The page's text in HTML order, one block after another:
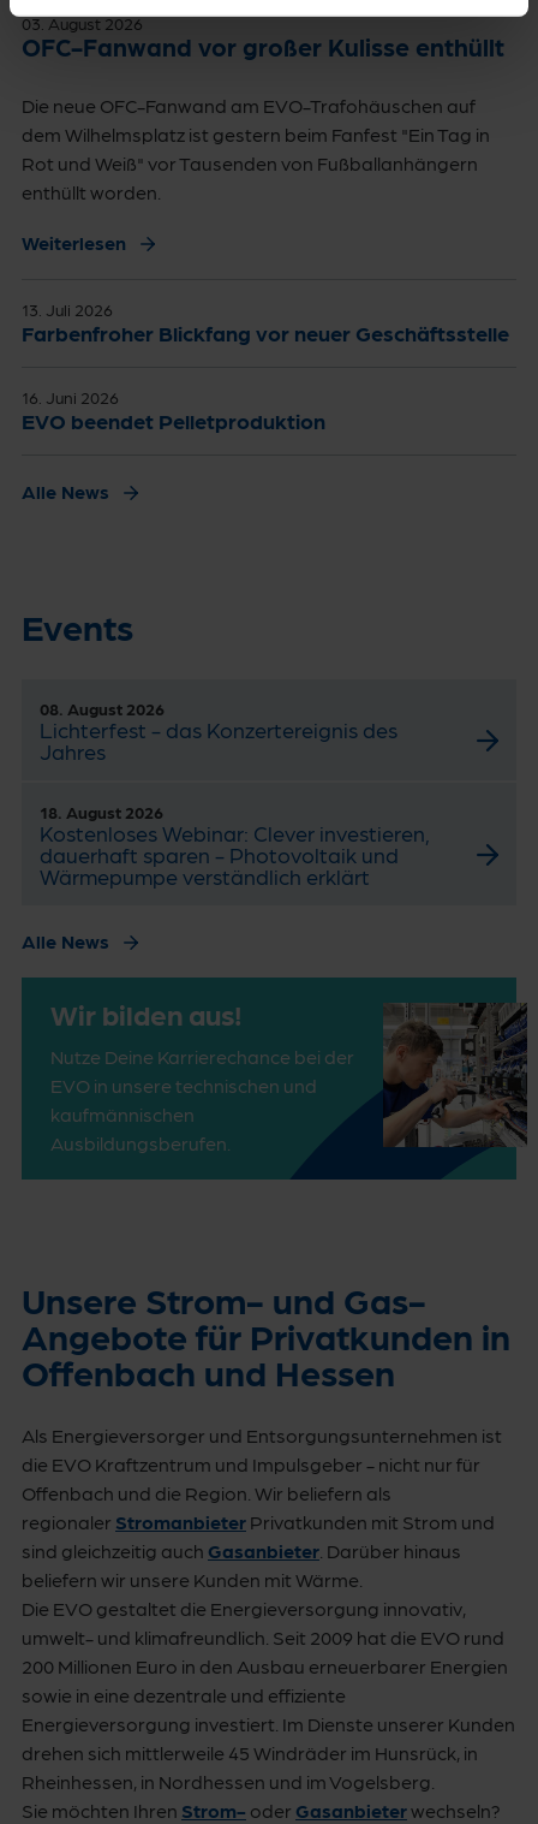
03. August 2026
OFC-Fanwand vor großer Kulisse enthüllt
Die neue OFC-Fanwand am EVO-Trafohäuschen auf
dem Wilhelmsplatz ist gestern beim Fanfest "Ein Tag in
Rot und Weiß" vor Tausenden von Fußballanhängern
enthüllt worden.
Weiterlesen
13. Juli 2026
Farbenfroher Blickfang vor neuer Geschäftsstelle
16. Juni 2026
EVO beendet Pelletproduktion
Alle News
Events
08. August 2026
Lichterfest - das Konzertereignis des
Jahres
18. August 2026
Kostenloses Webinar: Clever investieren,
dauerhaft sparen - Photovoltaik und
Wärmepumpe verständlich erklärt
Alle News
Wir bilden aus!
Nutze Deine Karrierechance bei der
EVO in unsere technischen und
kaufmännischen
Ausbildungsberufen.
Unsere Strom- und Gas-
Angebote für Privatkunden in
Offenbach und Hessen
Als Energieversorger und Entsorgungsunternehmen ist
die EVO Kraftzentrum und Impulsgeber - nicht nur für
Offenbach und die Region. Wir beliefern als
regionaler Stromanbieter Privatkunden mit Strom und
sind gleichzeitig auch Gasanbieter . Darüber hinaus
beliefern wir unsere Kunden mit Wärme.
Die EVO gestaltet die Energieversorgung innovativ,
umwelt- und klimafreundlich. Seit 2009 hat die EVO rund
200 Millionen Euro in den Ausbau erneuerbarer Energien
sowie in eine dezentrale und effiziente
Energieversorgung investiert. Im Dienste unserer Kunden
drehen sich mittlerweile 45 Windräder im Hunsrück, in
Rheinhessen, in Nordhessen und im Vogelsberg.
Sie möchten Ihren Strom- oder Gasanbieterwechseln?